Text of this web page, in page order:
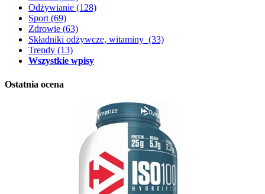
Odżywianie (128)
Sport(69)
Zdrowie (63)
Składniki odżywcze, witaminy (33)
Trendy (13)
Wszystkie wpisy
Ostatnia ocena